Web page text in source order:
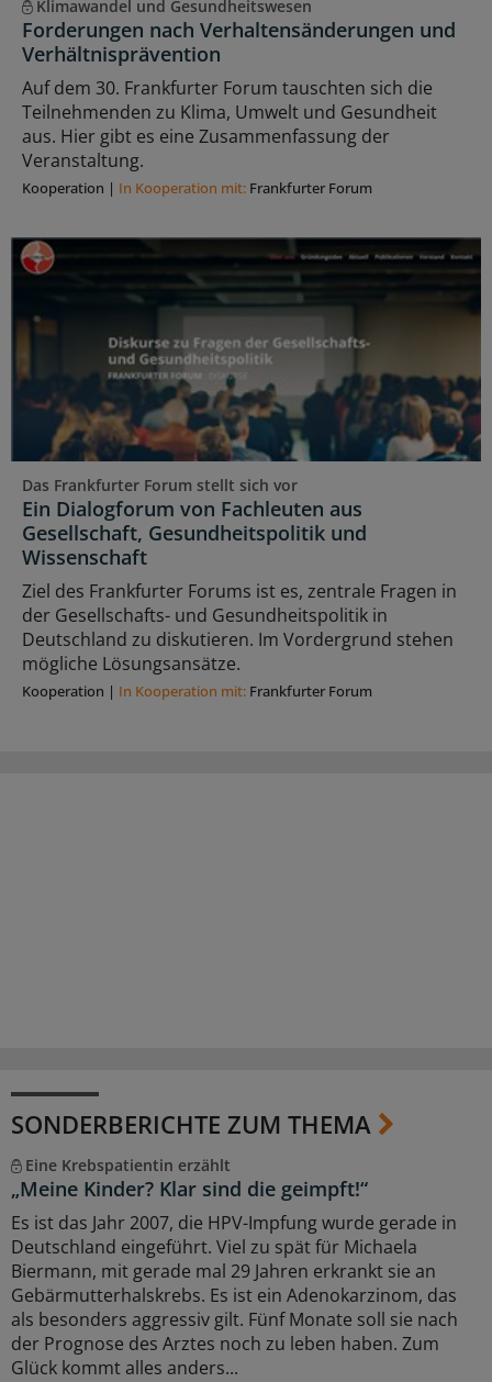
Klimawandel und Gesundheitswesen
Forderungen nach Verhaltensänderungen und
Verhältnisprävention
Auf dem 30. Frankfurter Forum tauschten sich die
Teilnehmenden zu Klima, Umwelt und Gesundheit
aus. Hier gibt es eine Zusammenfassung der
Veranstaltung.
Kooperation | In Kooperation mit: Frankfurter Forum
Das Frankfurter Forum stellt sich vor
Ein Dialogforum von Fachleuten aus
Gesellschaft, Gesundheitspolitik und
Wissenschaft
Ziel des Frankfurter Forums ist es, zentrale Fragen in
der Gesellschafts- und Gesundheitspolitik in
Deutschland zu diskutieren. Im Vordergrund stehen
mögliche Lösungsansätze.
Kooperation | In Kooperation mit: Frankfurter Forum
SONDERBERICHTE ZUM THEMA
Eine Krebspatientin erzählt
„Meine Kinder? Klar sind die geimpft!“
Es ist das Jahr 2007, die HPV-Impfung wurde gerade in
Deutschland eingeführt. Viel zu spät für Michaela
Biermann, mit gerade mal 29 Jahren erkrankt sie an
Gebärmutterhalskrebs. Es ist ein Adenokarzinom, das
als besonders aggressiv gilt. Fünf Monate soll sie nach
der Prognose des Arztes noch zu leben haben. Zum
Glück kommt alles anders...